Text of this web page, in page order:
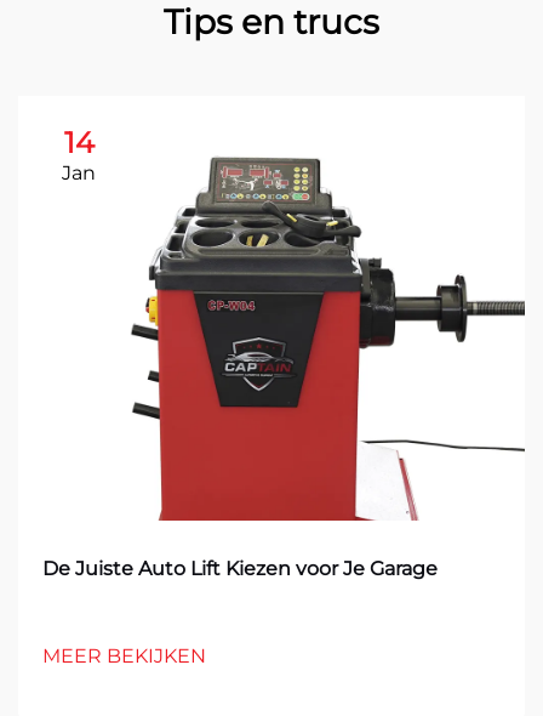
Tips en trucs
14
Jan
De Juiste Auto Lift Kiezen voor Je Garage
MEER BEKIJKEN